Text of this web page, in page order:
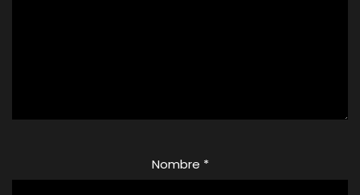
Nombre *